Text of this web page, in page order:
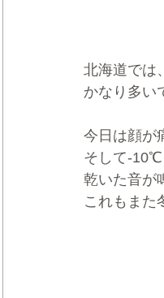
北海道では
かなり多い
今日は顔が
そして-10℃
乾いた音が
これもまた